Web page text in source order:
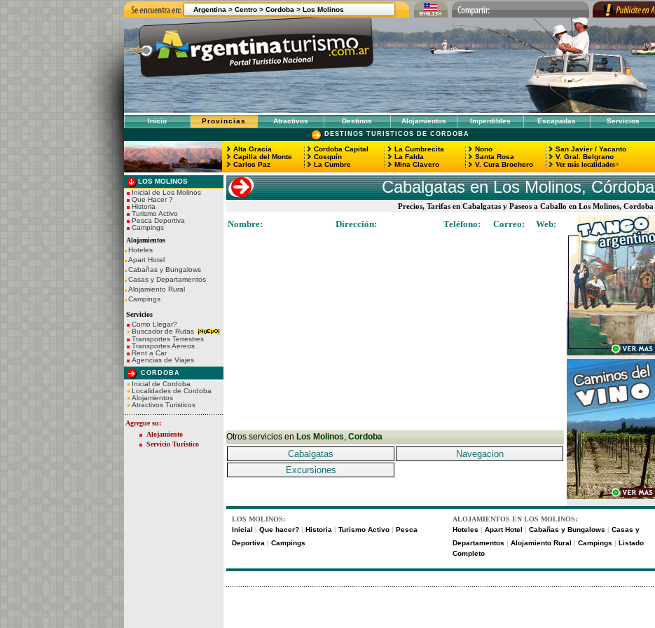
Argentina > Centro > Cordoba > Los Molinos
Inicio Provincias Atractivos Destinos Alojamientos Imperdibles Escapadas Servicios
DESTINOS TURISTICOS DE CORDOBA
Alta Gracia
Capilla del Monte
Carlos Paz
Cordoba Capital
Cosquín
La Cumbre
La Cumbrecita
La Falda
Mina Clavero
Nono
Santa Rosa
V. Cura Brochero
San Javier / Yacanto
V. Gral. Belgrano
Ver más localidades>
LOS MOLINOS
Inicial de Los Molinos
Que Hacer ?
Historia
Turismo Activo
Pesca Deportiva
Campings
Alojamientos
Hoteles
Apart Hotel
Cabañas y Bungalows
Casas y Departamentos
Alojamiento Rural
Campings
Servicios
Como Llegar?
Buscador de Rutas
Transportes Terrestres
Transportes Aereos
Rent a Car
Agencias de Viajes
CORDOBA
Inicial de Cordoba
Localidades de Cordoba
Alojamientos
Atractivos Turisticos
Agregue su:
Alojamiento
Servicio Turístico
Cabalgatas en Los Molinos, Córdoba
Precios, Tarifas en Cabalgatas y Paseos a Caballo en Los Molinos, Cordoba
Nombre: Dirección: Teléfono: Correo: Web:
Otros servicios en Los Molinos, Cordoba
Cabalgatas
Navegacion
Excursiones
LOS MOLINOS:
Inicial
Que hacer? Historia Turismo Activo
Pesca
Deportiva
Campings
ALOJAMIENTOS EN LOS MOLINOS:
Hoteles
Apart Hotel Cabañas y Bungalows
Casas y
Departamentos
Alojamiento Rural Campings
Listado
Completo